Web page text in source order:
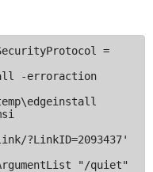
=
-erroraction
?LinkID=2093437'
"/quiet"